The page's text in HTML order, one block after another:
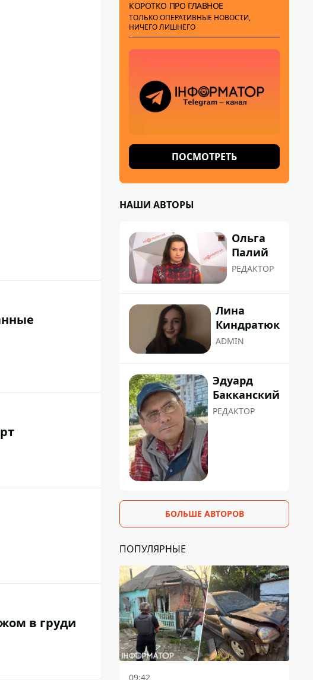
в груди
КОРОТКО ПРО ГЛАВНОЕ
ТОЛЬКО ОПЕРАТИВНЫЕ НОВОСТИ,
НИЧЕГО ЛИШНЕГО
ПОСМОТРЕТЬ
НАШИ АВТОРЫ
Ольга
Палий
РЕДАКТОР
Лина
Киндратюк
ADMIN
Эдуард
Бакканский
РЕДАКТОР
БОЛЬШЕ АВТОРОВ
ПОПУЛЯРНЫЕ
09:42